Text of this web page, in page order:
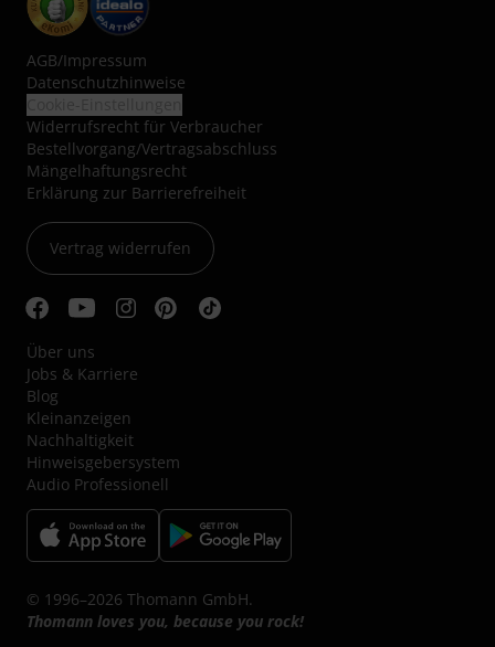
AGB/Impressum
Datenschutzhinweise
Widerrufsrecht für Verbraucher
Bestellvorgang/Vertragsabschluss
Mängelhaftungsrecht
Erklärung zur Barrierefreiheit
Vertrag widerrufen
Über uns
Jobs & Karriere
Blog
Kleinanzeigen
Nachhaltigkeit
Hinweisgebersystem
Audio Professionell
© 1996–2026 Thomann GmbH.
Thomann loves you, because you rock!